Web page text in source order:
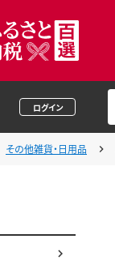
ログイン
その他雑貨・日用品